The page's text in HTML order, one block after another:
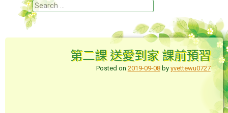
Search
第二課 送愛到家 課前預習
Posted on 2019-09-08by yvettewu0727